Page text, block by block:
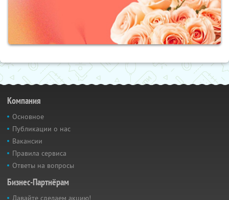
Компания
Основное
Публикации о нас
Вакансии
Правила сервиса
Ответы на вопросы
Бизнес-Партнёрам
Давайте сделаем акцию!